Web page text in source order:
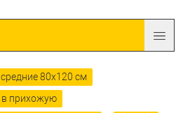
средние 80x120 см
в прихожую